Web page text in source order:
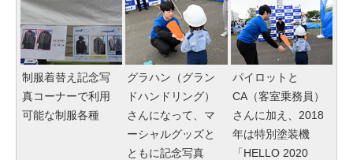
制服着替え記念写
真コーナーで利用
可能な制服各種
グラハン（グラン
ドハンドリング）
さんになって、マ
ーシャルグッズと
ともに記念写真
パイロットと
CA（客室乗務員）
さんに加え、2018
年は特別塗装機
「HELLO 2020